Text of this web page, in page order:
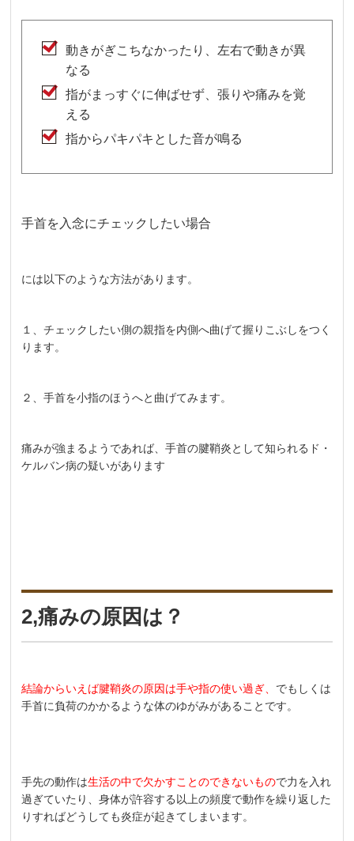
動きがぎこちなかったり、左右で動きが異
なる
指がまっすぐに伸ばせず、張りや痛みを覚
える
指からパキパキとした音が鳴る
手首を入念にチェックしたい場合
には以下のような方法があります。
１、チェックしたい側の親指を内側へ曲げて握りこぶしをつく
ります。
２、手首を小指のほうへと曲げてみます。
痛みが強まるようであれば、手首の腱鞘炎として知られるド・
ケルバン病の疑いがあります
2,痛みの原因は？
結論からいえば腱鞘炎の原因は手や指の使い過ぎ、 でもしくは
手首に負荷のかかるような体のゆがみがあることです。
手先の動作は生活の中で欠かすことのできないもので力を入れ
過ぎていたり、身体が許容する以上の頻度で動作を繰り返した
りすればどうしても炎症が起きてしまいます。